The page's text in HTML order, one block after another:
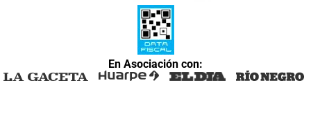
En Asociación con: